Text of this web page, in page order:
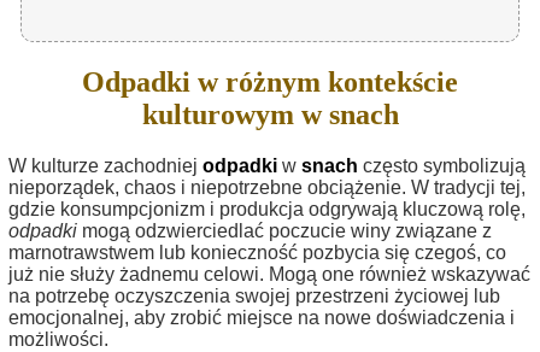
Odpadki w różnym kontekście
kulturowym w snach
W kulturze zachodniej odpadki w snach często symbolizują
nieporządek, chaos i niepotrzebne obciążenie. W tradycji tej,
gdzie konsumpcjonizm i produkcja odgrywają kluczową rolę,
odpadki mogą odzwierciedlać poczucie winy związane z
marnotrawstwem lub konieczność pozbycia się czegoś, co
już nie służy żadnemu celowi. Mogą one również wskazywać
na potrzebę oczyszczenia swojej przestrzeni życiowej lub
emocjonalnej, aby zrobić miejsce na nowe doświadczenia i
możliwości.